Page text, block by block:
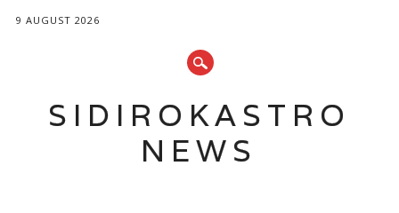
9 AUGUST 2026
SIDIROKASTRO
NEWS